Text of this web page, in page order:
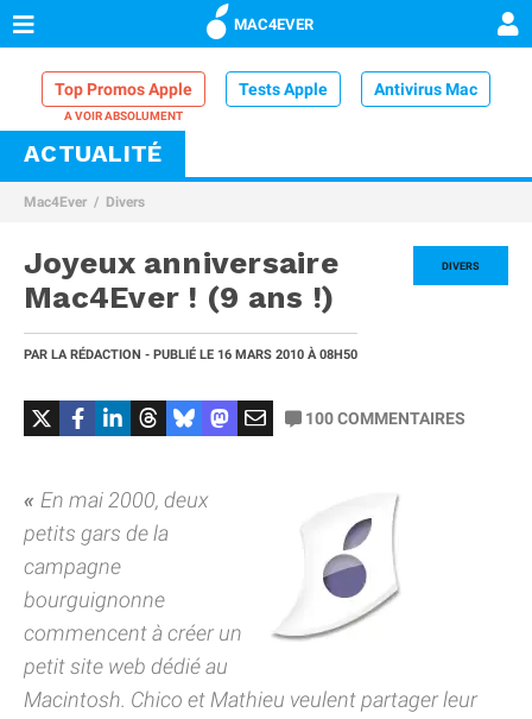
MAC4EVER
Top Promos Apple Tests Apple Antivirus Mac
VPN Mac
Comparatif iPhone
ACTUALITÉ
Mac4Ever Divers
DIVERS
Joyeux anniversaire
Mac4Ever ! (9 ans !)
PAR LA RÉDACTION - PUBLIÉ LE 16 MARS 2010 À 08H50
100COMMENTAIRES
En mai 2000, deux
petits gars de la
campagne
bourguignonne
commencent à créer un
petit site web dédié au
Macintosh. Chico et Mathieu veulent partager leur